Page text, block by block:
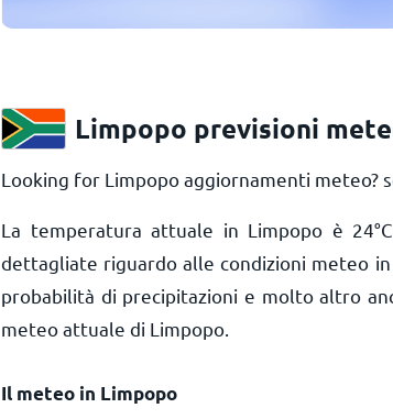
Limpopo previsioni
Looking for Limpopo aggiornamenti meteo?
La temperatura attuale in Limpopo è 24°C
dettagliate riguardo alle condizioni meteo
probabilità di precipitazioni e molto altro
meteo attuale di Limpopo.
Il meteo in Limpopo